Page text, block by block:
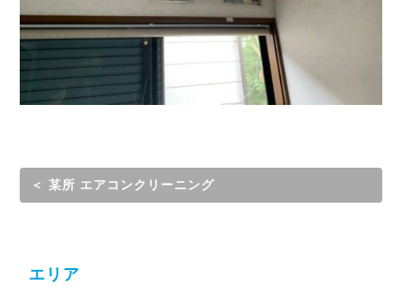
＜ 某所 エアコンクリーニング
エリア